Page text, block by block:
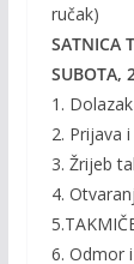
ručak)
SATNICA
SUBOTA,
1.
2. Prijava
3. Žrijeb
4.
6. Odmor